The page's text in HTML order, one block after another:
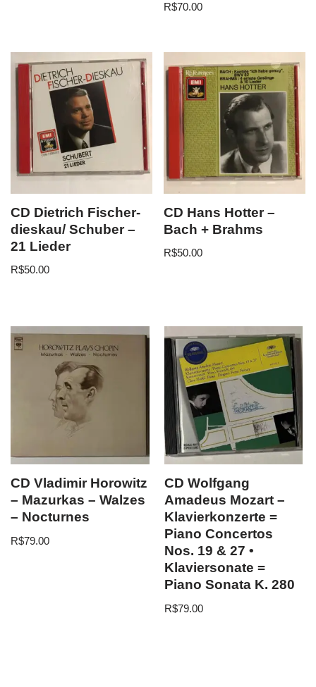
R$70.00
CD Dietrich Fischer-
dieskau/ Schuber –
21 Lieder
R$50.00
CD Hans Hotter –
Bach + Brahms
R$50.00
CD Vladimir Horowitz
– Mazurkas – Walzes
– Nocturnes
R$79.00
CD Wolfgang
Amadeus Mozart –
Klavierkonzerte =
Piano Concertos
Nos. 19 & 27 •
Klaviersonate =
Piano Sonata K. 280
R$79.00